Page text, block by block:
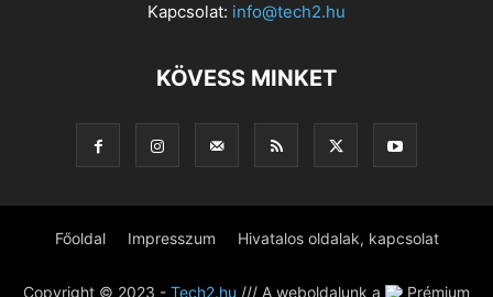
Kapcsolat: info@tech2.hu
KÖVESS MINKET
Főoldal Impresszum Hivatalos oldalak, kapcsolat
Copyright © 2023 - Tech2.hu /// A weboldalunk a Prémium